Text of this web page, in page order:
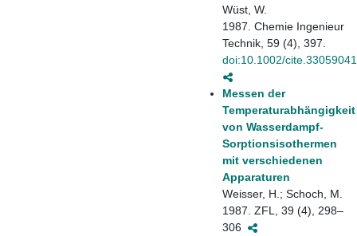
Wüst, W.
1987. Chemie Ingenieur
Technik, 59 (4), 397.
doi:10.1002/
Messen der
Temperaturabhängigkeit
von Wasserdampf-
Sorptionsisothermen
mit verschiedenen
Apparaturen
Weisser, H.; Schoch, M.
1987. ZFL, 39 (4), 298–
306